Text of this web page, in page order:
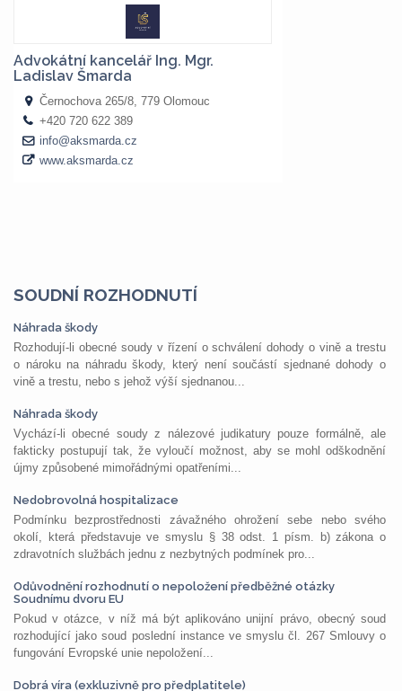
SOUDNÍ ROZHODNUTÍ
Náhrada škody
Rozhodují-li obecné soudy v řízení o schválení dohody o vině a trestu
o nároku na náhradu škody, který není součástí sjednané dohody o
vině a trestu, nebo s jehož výší sjednanou...
Náhrada škody
Vychází-li obecné soudy z nálezové judikatury pouze formálně, ale
fakticky postupují tak, že vyloučí možnost, aby se mohl odškodnění
újmy způsobené mimořádnými opatřeními...
Nedobrovolná hospitalizace
Podmínku bezprostřednosti závažného ohrožení sebe nebo svého
okolí, která představuje ve smyslu § 38 odst. 1 písm. b) zákona o
zdravotních službách jednu z nezbytných podmínek pro...
Odůvodnění rozhodnutí o nepoložení předběžné otázky
Soudnímu dvoru EU
Pokud v otázce, v níž má být aplikováno unijní právo, obecný soud
rozhodující jako soud poslední instance ve smyslu čl. 267 Smlouvy o
fungování Evropské unie nepoložení...
Dobrá víra (exkluzivně pro předplatitele)